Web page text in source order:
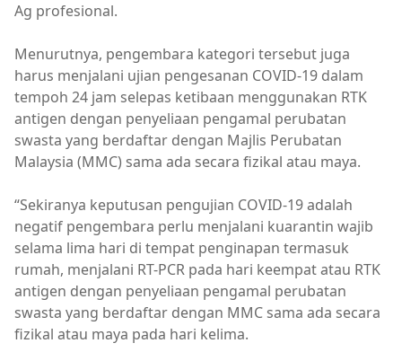
Ag profesional.
Menurutnya, pengembara kategori tersebut juga
harus menjalani ujian pengesanan COVID-19 dalam
tempoh 24 jam selepas ketibaan menggunakan RTK
antigen dengan penyeliaan pengamal perubatan
swasta yang berdaftar dengan Majlis Perubatan
Malaysia (MMC) sama ada secara fizikal atau maya.
“Sekiranya keputusan pengujian COVID-19 adalah
negatif pengembara perlu menjalani kuarantin wajib
selama lima hari di tempat penginapan termasuk
rumah, menjalani RT-PCR pada hari keempat atau RTK
antigen dengan penyeliaan pengamal perubatan
swasta yang berdaftar dengan MMC sama ada secara
fizikal atau maya pada hari kelima.